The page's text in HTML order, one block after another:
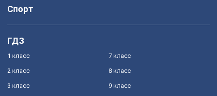
Спорт
ГДЗ
1 класс
2 класс
3 класс
7 класс
8 класс
9 класс